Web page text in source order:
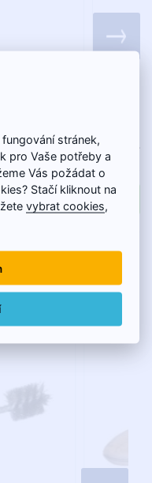
430,59€
stránek,
pro Vaše potřeby a
Vás požádat o
Stačí kliknout na
vybrat cookies,